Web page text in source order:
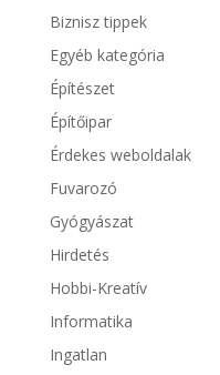
Biznisz tippek
Egyéb kategória
Építészet
Építőipar
Érdekes weboldalak
Fuvarozó
Gyógyászat
Hirdetés
Hobbi-Kreatív
Informatika
Ingatlan